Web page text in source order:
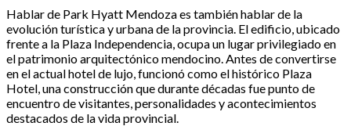
Hablar de Park Hyatt Mendoza es también hablar de la
evolución turística y urbana de la provincia. El edificio, ubicado
frente a la Plaza Independencia, ocupa un lugar privilegiado en
el patrimonio arquitectónico mendocino. Antes de convertirse
en el actual hotel de lujo, funcionó como el histórico Plaza
Hotel, una construcción que durante décadas fue punto de
encuentro de visitantes, personalidades y acontecimientos
destacados de la vida provincial.